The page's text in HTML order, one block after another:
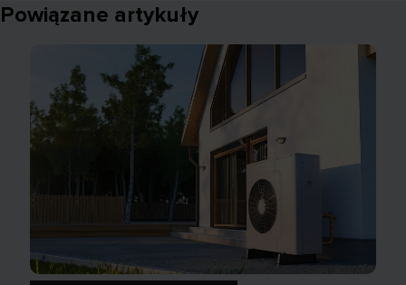
Powiązane artykuły